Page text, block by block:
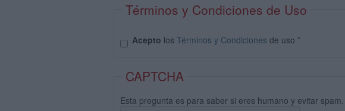
Términos y Condiciones de Uso
Acepto los Términos y Condiciones de uso *
CAPTCHA
Esta pregunta es para saber si eres humano y evitar spam.